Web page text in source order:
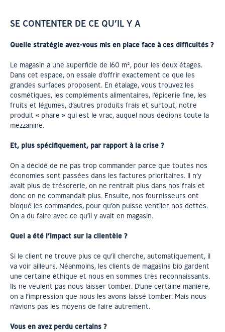
SE CONTENTER DE CE QU’IL Y A
Quelle stratégie avez-vous mis en place face à ces difficultés ?
Le magasin a une superficie de 160 m², pour les deux étages.
Dans cet espace, on essaie d’offrir exactement ce que les
grandes surfaces proposent. En étalage, vous trouvez les
cosmétiques, les compléments alimentaires, l’épicerie fine, les
fruits et légumes, d’autres produits frais et surtout, notre
produit « phare » qui est le vrac, auquel nous dédions toute la
mezzanine.
Et, plus spécifiquement, par rapport à la crise ?
On a décidé de ne pas trop commander parce que toutes nos
économies sont passées dans les factures prioritaires. Il n’y
avait plus de trésorerie, on ne rentrait plus dans nos frais et
donc on ne commandait plus. Ensuite, nos fournisseurs ont
bloqué les commandes, pour qu’on puisse ventiler nos dettes.
On a du faire avec ce qu’il y avait en magasin.
Quel a été l’impact sur la clientèle ?
Si le client ne trouve plus ce qu’il cherche, automatiquement, il
va voir ailleurs. Néanmoins, les clients de magasins bio gardent
une certaine éthique et nous en sommes très reconnaissants.
Ils ne veulent pas nous laisser tomber. D’une certaine manière,
on a l’impression que nous les avons laissé tomber. Mais nous
n’avions pas les moyens de faire autrement.
Vous en avez perdu certains ?